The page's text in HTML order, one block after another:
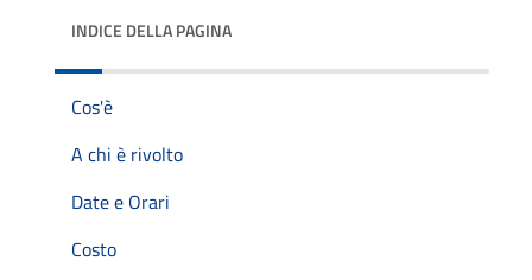
INDICE DELLA PAGINA
Cos'è
A chi è rivolto
Date e Orari
Costo